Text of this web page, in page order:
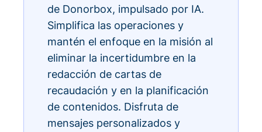
de Donorbox, impulsado por IA.
Simplifica las operaciones y
mantén el enfoque en la misión al
eliminar la incertidumbre en la
redacción de cartas de
recaudación y en la planificación
de contenidos. Disfruta de
mensajes personalizados y